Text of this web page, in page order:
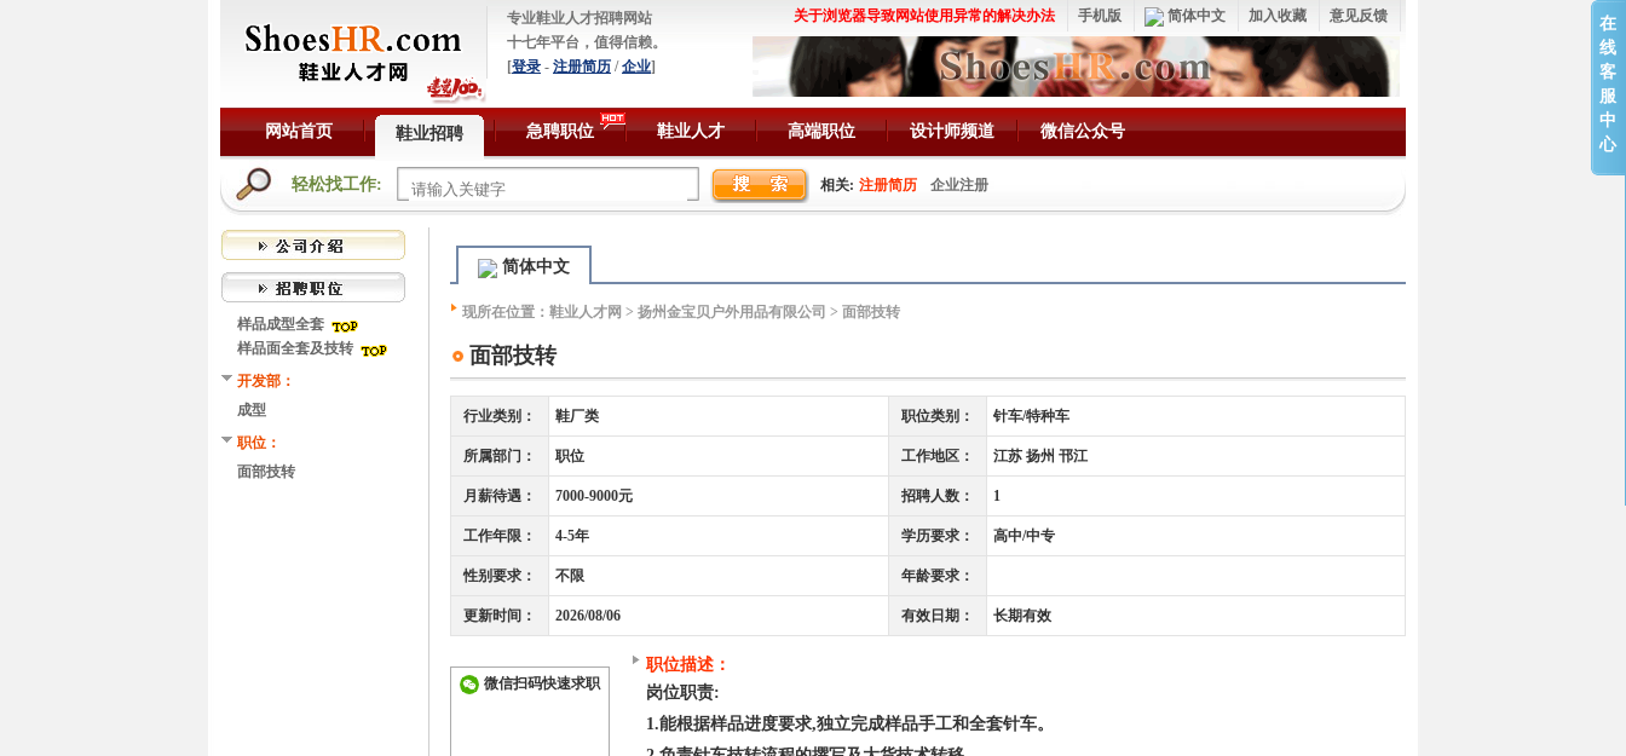
专业鞋业人才招聘网站
十七年平台，值得信赖。
[登录 - 注册简历 /企业]
意见反馈
加入收藏
简体中文
手机版
关于浏览器导致网站使用异常的解决办法
网站首页 鞋业招聘 急聘职位 鞋业人才 高端职位 设计师频道 微信公众号
轻松找工作: 相关: 注册简历 企业注册
简体中文
现所在位置： 鞋业人才网 > 扬州金宝贝户外用品有限公司 > 面部技转
面部技转
行业类别： 鞋厂类 职位类别： 针车/特种车
所属部门： 职位 工作地区： 江苏 扬州 邗江
月薪待遇： 7000-9000元 招聘人数： 1
工作年限： 4-5年 学历要求： 高中/中专
性别要求： 不限 年龄要求：
更新时间： 2026/08/06 有效日期： 长期有效
微信扫码快速求职
职位描述：
岗位职责:
1.能根据样品进度要求,独立完成样品手工和全套针车。
样品成型全套
样品面全套及技转
开发部：
成型
职位：
面部技转
在
线
客
服
中
心